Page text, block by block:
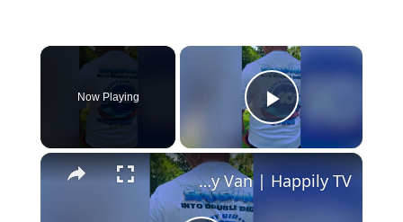
×
Play Video
Now Playing
×
Wheelchair-Bound Mom Can't Contain Excitement When She's Surprised With New Mobility Van | Happily TV